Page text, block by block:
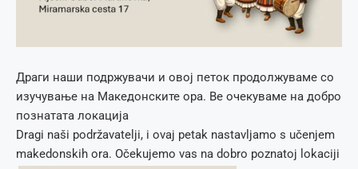
Драги наши подржувачи и овој петок продолжуваме со
изучување на Македонските ора. Ве очекуваме на добро
познатата локација
Dragi naši podržavatelji, i ovaj petak nastavljamo s učenjem
makedonskih ora. Očekujemo vas na dobro poznatoj lokaciji